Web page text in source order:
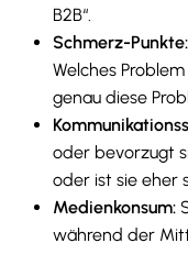
B2B“.
Schmerz-Punkte:
Welches
genau diese
oder bevorzugt
oder ist sie eher
Medienkonsum:
während der